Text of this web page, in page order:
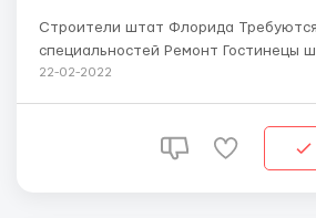
Строители штат Флорида Требуются страители всех
специальностей Ремонт Гостинецы штат Флорида
Зарплата $16 в час Беспоатное проживание Бесплатное
за счёт работодателя . Вакансии в С...
22-02-2022